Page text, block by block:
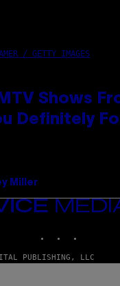
/ GETTY IMAGES
Shows
Definitely
Miller
PUBLISHING, LLC